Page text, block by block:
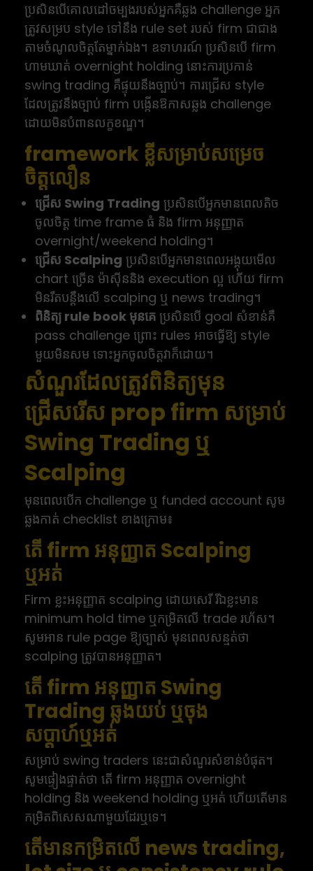
ប្រសិនបើគោលដៅចម្បងរបស់អ្នកគឺឆ្លង challenge អ្នក
ត្រូវសម្រប style ទៅនឹង rule set របស់ firm ជាជាង
តាមចំណូលចិត្តតែម្នាក់ឯង។ ឧទាហរណ៍ ប្រសិនបើ firm
ហាមឃាត់ overnight holding នោះការប្រកាន់
swing trading គឺផ្ទុយនឹងច្បាប់។ ការជ្រើស style
ដែលត្រូវនឹងច្បាប់ firm បង្កើនឱកាសឆ្លង challenge
ដោយមិនបំពានលក្ខខណ្ឌ។
framework ខ្លីសម្រាប់សម្រេច
ចិត្តលឿន
ជ្រើស Swing Trading ប្រសិនបើអ្នកមានពេលតិច
ចូលចិត្ត time frame ធំ និង firm អនុញ្ញាត
overnight/weekend holding។
ជ្រើស Scalping ប្រសិនបើអ្នកមានពេលអង្គុយមើល
chart ច្រើន ម៉ាស៊ីននិង execution ល្អ ហើយ firm
មិនរឹតបន្តឹងលើ scalping ឬ news trading។
ពិនិត្យ rule book មុនគេ ប្រសិនបើ goal សំខាន់គឺ
pass challenge ព្រោះ rules អាចធ្វើឱ្យ style
មួយមិនសម ទោះអ្នកចូលចិត្តវាក៏ដោយ។
សំណួរដែលត្រូវពិនិត្យមុន
ជ្រើសរើស prop firm សម្រាប់
Swing Trading ឬ
Scalping
មុនពេលបើក challenge ឬ funded account សូម
ឆ្លងកាត់ checklist ខាងក្រោម៖
តើ firm អនុញ្ញាត Scalping
ឬអត់
Firm ខ្លះអនុញ្ញាត scalping ដោយសេរី រីឯខ្លះមាន
minimum hold time ឬកម្រិតលើ trade រហ័ស។
សូមអាន rule page ឱ្យច្បាស់ មុនពេលសន្មត់ថា
scalping ត្រូវបានអនុញ្ញាត។
តើ firm អនុញ្ញាត Swing
Trading ឆ្លងយប់ ឬចុង
សប្ដាហ៍ឬអត់
សម្រាប់ swing traders នេះជាសំណួរសំខាន់បំផុត។
សូមផ្ទៀងផ្ទាត់ថា តើ firm អនុញ្ញាត overnight
holding និង weekend holding ឬអត់ ហើយតើមាន
កម្រិតពិសេសណាមួយដែរឬទេ។
តើមានកម្រិតលើ news trading,